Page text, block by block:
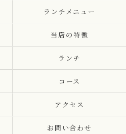
ランチメニュー
当店の特徴
ランチ
コース
アクセス
お問い合わせ